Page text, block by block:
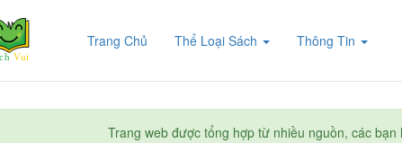
Trang Chủ (current)Thể Loại Sách Thông Tin
Trang web được tổng hợp từ nhiều nguồn, các